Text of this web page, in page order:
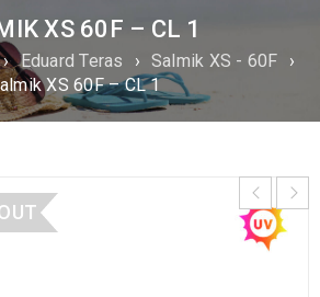
XS 60F – CL 1
› Eduard Teras › Salmik XS - 60F
›
XS 60F – CL 1